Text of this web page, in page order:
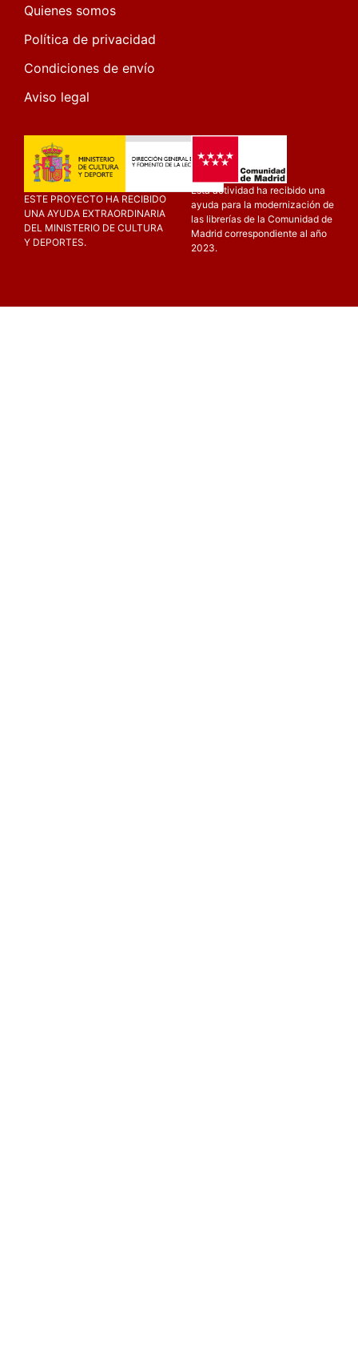
Quienes somos
Política de privacidad
Condiciones de envío
Aviso legal
ESTE PROYECTO HA RECIBIDO
UNA AYUDA EXTRAORDINARIA
DEL MINISTERIO DE CULTURA
Y DEPORTES.
Esta actividad ha recibido una
ayuda para la modernización de
las librerías de la Comunidad de
Madrid correspondiente al año
2023.